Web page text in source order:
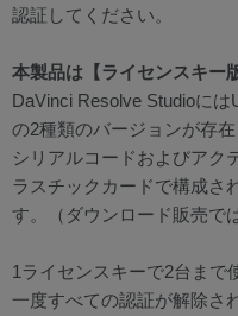
認証してください。
本製品は【ライセンスキー
DaVinci Resolve Studioに
の2種類のバージョンが存在
シリアルコードおよびアク
ラスチックカードで構成さ
す。（ダウンロード販売で
1ライセンスキーで2台まで
一度すべての認証が解除さ